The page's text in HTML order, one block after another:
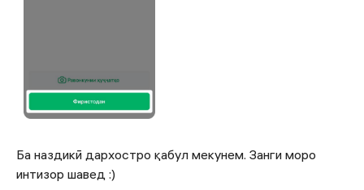
Ба наздикӣ дархостро қабул мекунем. Занги моро
интизор шавед :)